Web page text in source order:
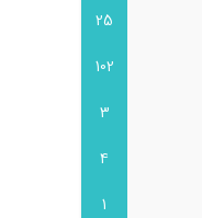
25
102
3
4
1